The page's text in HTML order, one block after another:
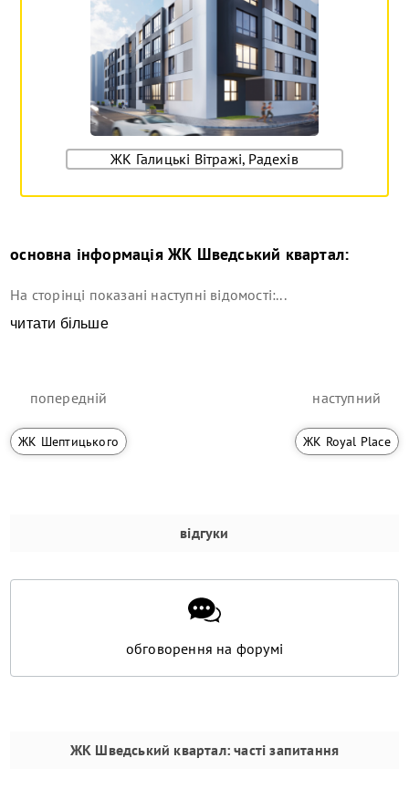
ЖК Галицькі Вітражі, Радехів
основна інформаціяЖК Шведський квартал:
На сторінці показані наступні відомості:...
читати більше
попередній
ЖК Шептицького
наступний
ЖК Royal Place
відгуки
обговорення на форумі
ЖК Шведський квартал: часті запитання